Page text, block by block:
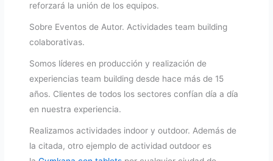
reforzará la unión de los equipos.
Sobre Eventos de Autor. Actividades team building
colaborativas.
Somos líderes en producción y realización de
experiencias team building desde hace más de 15
años. Clientes de todos los sectores confían día a día
en nuestra experiencia.
Realizamos actividades indoor y outdoor. Además de
la citada, otro ejemplo de actividad outdoor es